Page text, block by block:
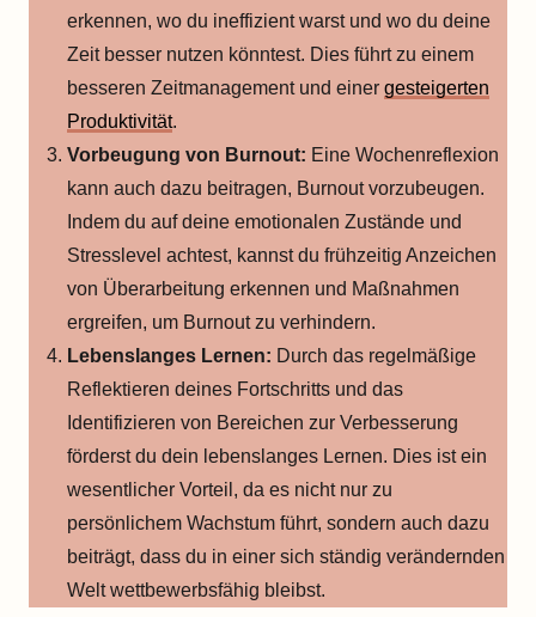
erkennen, wo du ineffizient warst und wo du deine
Zeit besser nutzen könntest. Dies führt zu einem
besseren Zeitmanagement und einer gesteigerten
Produktivität.
Vorbeugung von Burnout: Eine Wochenreflexion
kann auch dazu beitragen, Burnout vorzubeugen.
Indem du auf deine emotionalen Zustände und
Stresslevel achtest, kannst du frühzeitig Anzeichen
von Überarbeitung erkennen und Maßnahmen
ergreifen, um Burnout zu verhindern.
Lebenslanges Lernen: Durch das regelmäßige
Reflektieren deines Fortschritts und das
Identifizieren von Bereichen zur Verbesserung
förderst du dein lebenslanges Lernen. Dies ist ein
wesentlicher Vorteil, da es nicht nur zu
persönlichem Wachstum führt, sondern auch dazu
beiträgt, dass du in einer sich ständig verändernden
Welt wettbewerbsfähig bleibst.